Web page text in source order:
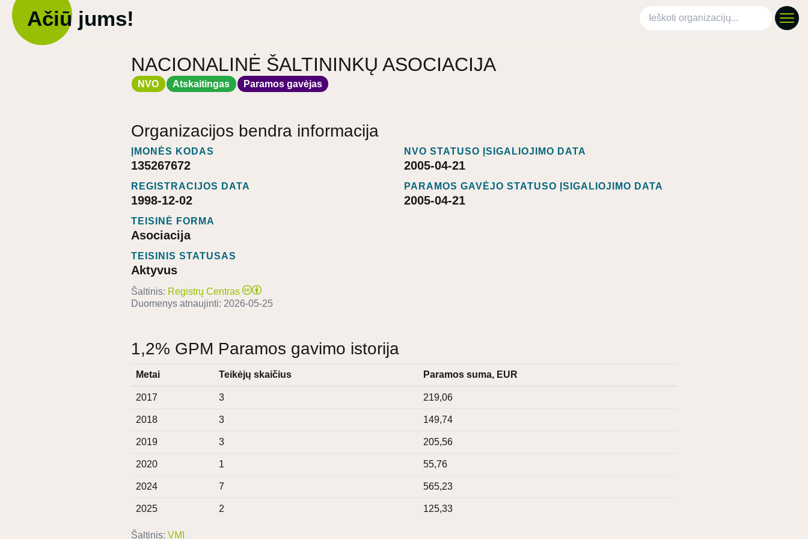
Ačiū jums! Ieškoti organizacijų
NACIONALINĖ ŠALTININKŲ ASOCIACIJA
NVO Atskaitingas Paramos gavėjas
Organizacijos bendra informacija
ĮMONĖS KODAS
135267672
REGISTRACIJOS DATA
1998-12-02
TEISINĖ FORMA
Asociacija
TEISINIS STATUSAS
Aktyvus
NVO STATUSO ĮSIGALIOJIMO DATA
2005-04-21
PARAMOS GAVĖJO STATUSO ĮSIGALIOJIMO DATA
2005-04-21
Šaltinis: Registrų Centras
Duomenys atnaujinti: 2026-05-25
1,2% GPM Paramos gavimo istorija
Metai Teikėjų skaičius Paramos suma, EUR
2017 3 219,06
2018 3 149,74
2019 3 205,56
2020 1 55,76
2024 7 565,23
2025 2 125,33
Šaltinis: VMI